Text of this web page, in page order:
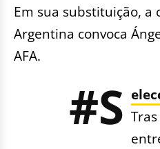
Em sua substituição, a
Argentina convoca
AFA.
#S